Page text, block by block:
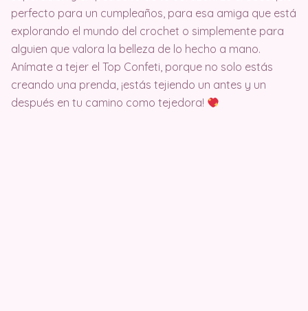
perfecto para un cumpleaños, para esa amiga que está
explorando el mundo del crochet o simplemente para
alguien que valora la belleza de lo hecho a mano.
Anímate a tejer el Top Confeti, porque no solo estás
creando una prenda, ¡estás tejiendo un antes y un
después en tu camino como tejedora!